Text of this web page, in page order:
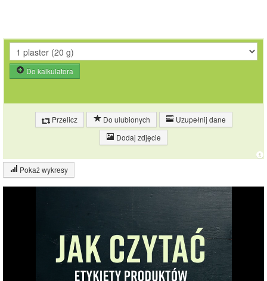
Do kalkulatora
Przelicz Do ulubionych
Uzupełnij dane
Dodaj zdjęcie
Pokaż wykresy
Wykres składu produktu
27.7%